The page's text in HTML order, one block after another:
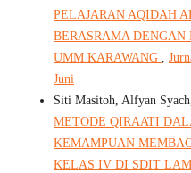
PELAJARAN AQIDAH
BERASRAMA
UMM KARAWANG ,
Juni
Siti Masitoh, Alfyan
METODE QIRAATI
KEMAMPUAN
KELAS IV DI SDIT